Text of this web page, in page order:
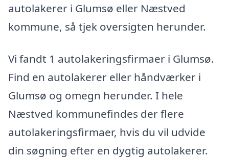
autolakerer i Glumsø eller Næstved
kommune, så tjek oversigten herunder.
Vi fandt 1 autolakeringsfirmaer i Glumsø.
Find en autolakerer eller håndværker i
Glumsø og omegn herunder. I hele
Næstved kommunefindes der flere
autolakeringsfirmaer, hvis du vil udvide
din søgning efter en dygtig autolakerer.